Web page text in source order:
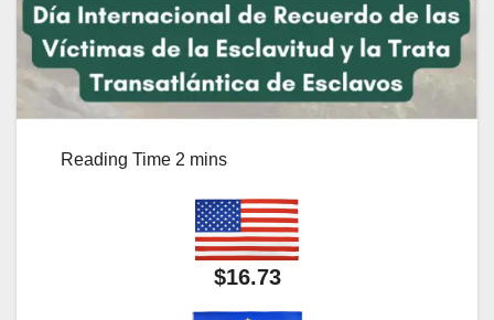
$16.73